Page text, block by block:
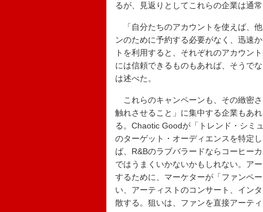
るが、見返りとしてこれらの企業は通
「自分たちのアカウントを使えば、
ンのために予約する必要がなく、迅速
トを利用すると、それぞれのアカウン
には信頼できるものもあれば、そうで
は述べた。
これらのキャンペーンも、その緻密
触れさせること」に集中する企業もあ
る。Chaotic Goodが「トレンド・シミ
のターゲット・オーディエンスを特定
ば、R&Bのラブバラードならコーヒー
ではうまくいかないかもしれない。ア
するために、マーケターが「ファンペ
い、アーティストのコンサート、イン
散する。狙いは、ファンを直接アーテ